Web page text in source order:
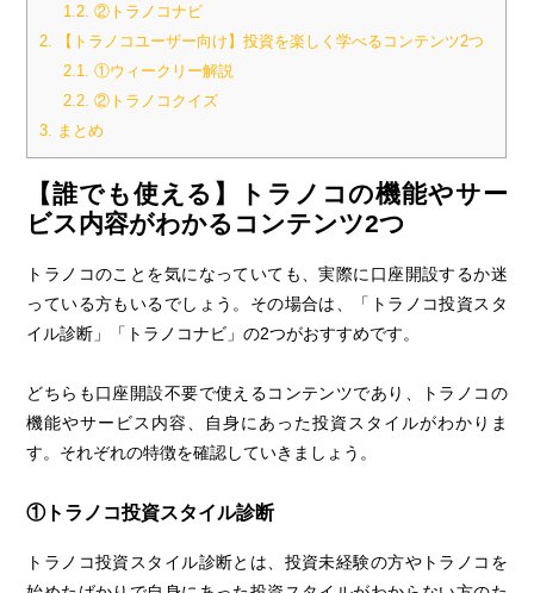
1.2. ②トラノコナビ
2. 【トラノコユーザー向け】投資を楽しく学べるコンテンツ2つ
2.1. ①ウィークリー解説
2.2. ②トラノコクイズ
3. まとめ
【誰でも使える】トラノコの機能やサー
ビス内容がわかるコンテンツ2つ
トラノコのことを気になっていても、実際に口座開設するか迷
っている方もいるでしょう。その場合は、「トラノコ投資スタ
イル診断」「トラノコナビ」の2つがおすすめです。
どちらも口座開設不要で使えるコンテンツであり、トラノコの
機能やサービス内容、自身にあった投資スタイルがわかりま
す。それぞれの特徴を確認していきましょう。
①トラノコ投資スタイル診断
トラノコ投資スタイル診断とは、投資未経験の方やトラノコを